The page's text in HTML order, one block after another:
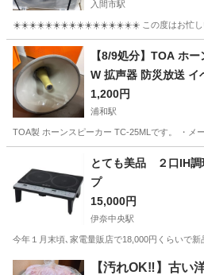
入間市駅
☀️☀️☀️☀️☀️☀️☀️☀️☀️☀️☀️☀️☀️☀️☀️☀️ この度はお忙しい中、
埼玉 入間市 入間市駅 季節、空調
【8/9処分】TOA ホ
W 拡声器 防災放送 イ
1,200円
浦和駅
TOA製 ホーンスピーカー TC-25MLです。 ・メ
さいたま市 浦和駅 オーディ
とても美品 ２口IH
プ
15,000円
伊奈中央駅
今年１月末頃､家電量販店で18,000円くらいで
埼玉 北足立郡 伊奈中央駅 キッチ
【汚れOK‼️】古い